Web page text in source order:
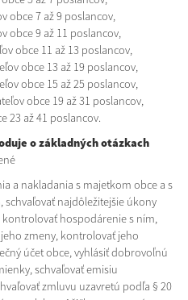
obce 7 až 9 poslancov,
obce 9 až 11 poslancov,
obce 11 až 13 poslancov,
obce 13 až 19 poslancov,
obce 15 až 25 poslancov,
obce 19 až 31 poslancov,
23 až 41 poslancov.
o základných otázkach
a nakladania s majetkom obce a s
schvaľovať najdôležitejšie úkony
hospodárenie s ním,
zmeny, kontrolovať jeho
účet obce, vyhlásiť dobrovoľnú
schvaľovať emisiu
zmluvu uzavretú podľa § 20